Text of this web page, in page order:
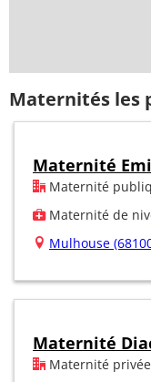
Maternités les
Maternité
Maternité
Maternité de
Mulhouse
Maternité
Maternité